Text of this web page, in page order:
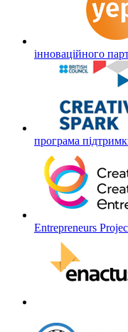
інноваційного
програма
Entrepreneurs